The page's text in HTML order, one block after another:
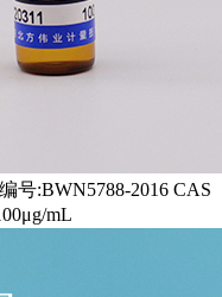
编号:BWN5788-2016 CAS
mL